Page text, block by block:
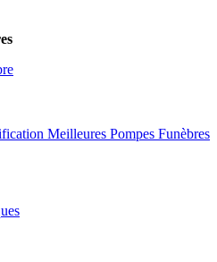
Meilleures Pompes Funèbres